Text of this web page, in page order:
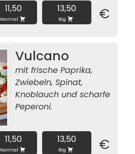
11,50
Normal
13,50
Big €
Vulcano
11,50
Normal
13,50
Big €
mit frische Paprika,
Zwiebeln, Spinat,
Knoblauch und scharfe
Peperoni.